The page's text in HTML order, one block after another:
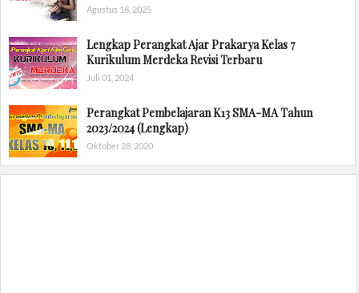
Agustus 18, 2025
Lengkap Perangkat Ajar Prakarya Kelas 7
Kurikulum Merdeka Revisi Terbaru
Juli 01, 2024
Perangkat Pembelajaran K13 SMA-MA Tahun
2023/2024 (Lengkap)
Oktober 28, 2020